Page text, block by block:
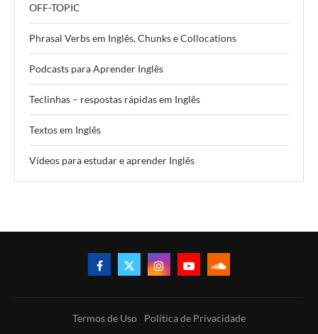
OFF-TOPIC
Phrasal Verbs em Inglês, Chunks e Collocations
Podcasts para Aprender Inglês
Teclinhas – respostas rápidas em Inglês
Textos em Inglês
Vídeos para estudar e aprender Inglês
Termos de Uso Política de Privacidade